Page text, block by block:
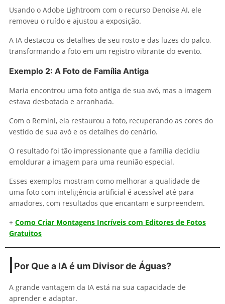
Usando o Adobe Lightroom com o recurso Denoise AI, ele
removeu o ruído e ajustou a exposição.
A IA destacou os detalhes de seu rosto e das luzes do palco,
transformando a foto em um registro vibrante do evento.
Exemplo 2: A Foto de Família Antiga
Maria encontrou uma foto antiga de sua avó, mas a imagem
estava desbotada e arranhada.
Com o Remini, ela restaurou a foto, recuperando as cores do
vestido de sua avó e os detalhes do cenário.
O resultado foi tão impressionante que a família decidiu
emoldurar a imagem para uma reunião especial.
Esses exemplos mostram como melhorar a qualidade de
uma foto com inteligência artificial é acessível até para
amadores, com resultados que encantam e surpreendem.
+ Como Criar Montagens Incríveis com Editores de Fotos
Gratuitos
Por Que a IA é um Divisor de Águas?
A grande vantagem da IA está na sua capacidade de
aprender e adaptar.